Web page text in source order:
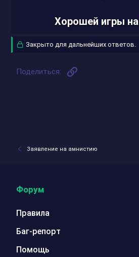
Хорошей игры на
Закрыто для дальнейших ответов.
Поделиться:
Заявление на амнистию
Форум
Правила
Баг-репорт
Помощь